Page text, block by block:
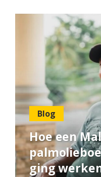
Blog
Hoe een
ging